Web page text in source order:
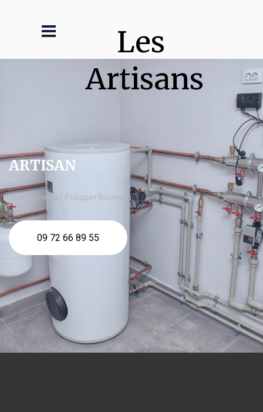
Les
Artisans
ARTISAN
chaudière gaz Frisquet Brumath
09 72 66 89 55